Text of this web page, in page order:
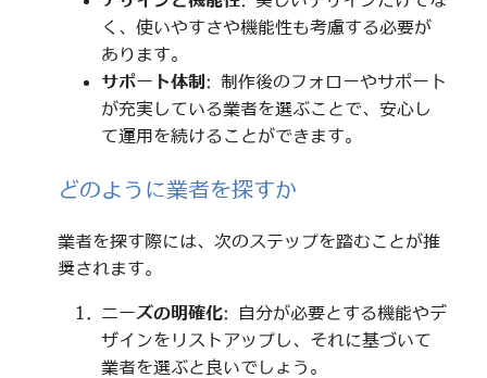
く、使いやすさや機能性も考慮する必要が
あります。
サポート体制 : 制作後のフォローやサポート
が充実している業者を選ぶことで、安心し
て運用を続けることができます。
どのように業者を探すか
業者を探す際には、次のステップを踏むことが推
奨されます。
ニーズの明確化: 自分が必要とする機能やデ
ザインをリストアップし、それに基づいて
業者を選ぶと良いでしょう。